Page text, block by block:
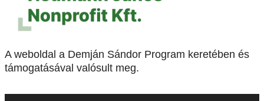
A weboldal a Demján Sándor Program keretében és
támogatásával valósult meg.